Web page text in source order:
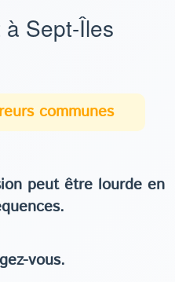
Sept-Îles
communes
peut être lourde en
vous.